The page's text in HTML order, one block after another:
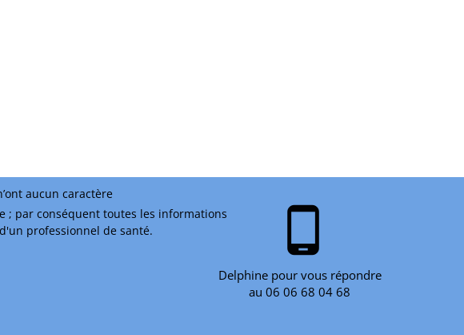
phone_android
Delphine pour vous répondre
au 06 06 68 04 68
aucun caractère
; par conséquent toutes les informations
professionnel de santé.